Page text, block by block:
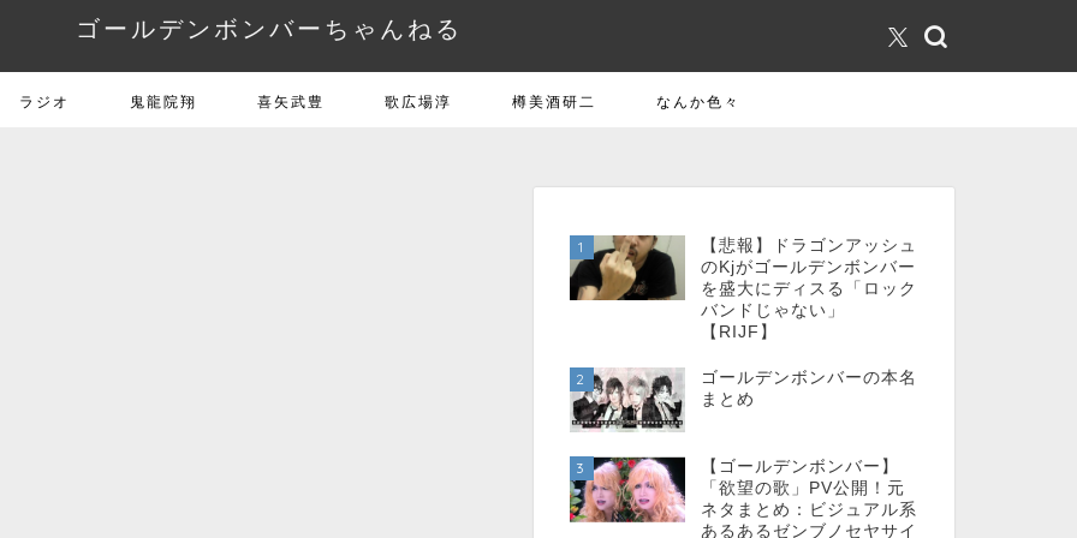
ゴールデンボンバーちゃんねる
ラジオ 鬼龍院翔 喜矢武豊 歌広場淳 樽美酒研二 なんか色々
1
【悲報】ドラゴンアッシュ
のKjがゴールデンボンバー
を盛大にディスる「ロック
バンドじゃない」
【RIJF】
2
ゴールデンボンバーの本名
まとめ
3
【ゴールデンボンバー】
「欲望の歌」PV公開！元
ネタまとめ：ビジュアル系
あるあるゼンブノセヤサイ